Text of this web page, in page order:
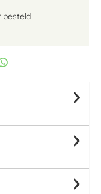
besteld